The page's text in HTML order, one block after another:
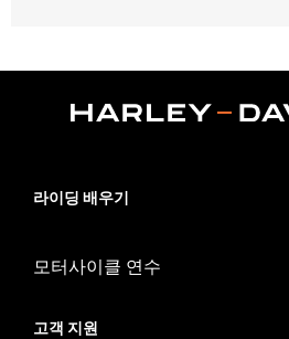
Sold Separately:Conchos
In the Box:1 leather rosette and
라이딩 배우기
모터사이클 연수
고객 지원